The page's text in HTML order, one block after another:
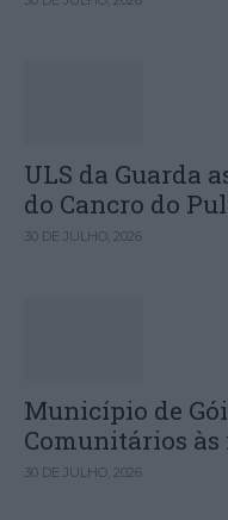
ULS da Guarda
do Cancro do
30 DE JULHO, 2026
Município de
Comunitários
30 DE JULHO, 2026